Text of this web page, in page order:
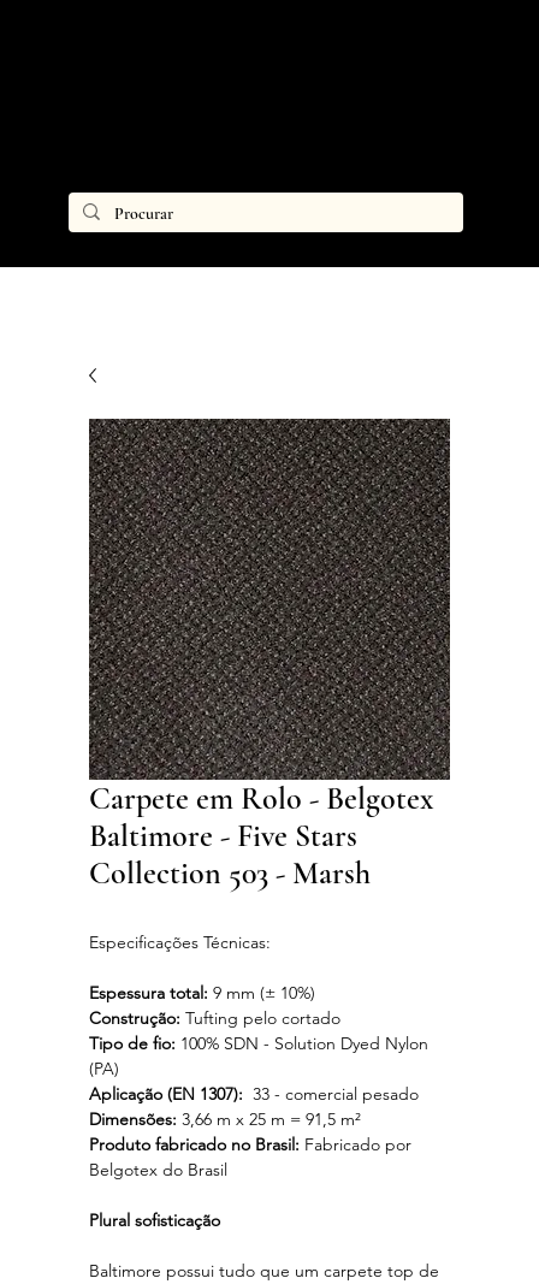
Carpete em Rolo - Belgotex
Baltimore - Five Stars
Collection 503 - Marsh
Especificações Técnicas:
Espessura total: 9 mm (± 10%)
Construção: Tufting pelo cortado
Tipo de fio: 100% SDN - Solution Dyed Nylon
(PA)
Aplicação (EN 1307): 33 - comercial pesado
Dimensões: 3,66 m x 25 m = 91,5 m²
Produto fabricado no Brasil: Fabricado por
Belgotex do Brasil
Plural sofisticação
Baltimore possui tudo que um carpete top de